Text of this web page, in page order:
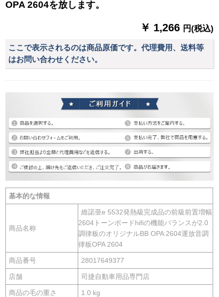
OPA 2604を放します。
￥ 1,266 円(税込)
ここで表示されるのは商品原価です。代理費用、送料等
はお問い合わせください。
基本的な情報
商品名称
維諾亜e 5532発熱級完成品の前級前置増幅
2604トーンボードhifiの機能バランスが2.0
調律板のオリジナルBB OPA 2604運放音調
律板OPA 2604
商品番号 28017649377
店舗 司捷自動車用品専門店
商品の毛の重さ 1.0 kg